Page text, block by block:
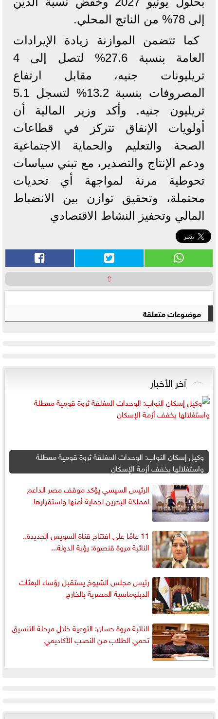
إلى 78% من الناتج المحلي.
كما تتضمن الموازنة زيادة الإيرادات
العامة بنسبة 27.6% لتصل إلى 4
تريليونات جنيه، مقابل ارتفاع
المصروفات بنسبة 13.2% لتسجل 5.1
تريليون جنيه. وأكد وزير المالية أن
أولويات الإنفاق تتركز في قطاعات
الصحة والتعليم والحماية الاجتماعية
ودعم الإنتاج والتصدير، مع تبني سياسات
تحوطية مرنة لمواجهة أي تحديات
محتملة، وتحقيق توازن بين الانضباط
المالي وتحفيز النشاط الاقتصادي
⇧
موضوعات متعلقة
آخر الأخبار
وكيل إسكان النواب: الوحدات المغلقة ثروة قومية معطلة
واستغلالها يخفف أزمة الإسكان
الرئيس السيسي يؤكد موقف مصر الداعم
لمملكة البحرين لحماية أمنها واستقرارها
11 عامًا على افتتاح قناة السويس الجديدة..
النائبة مروة قنصوة: رؤية الدولة...
رئيس مجلس الشيوخ يستقبل رؤساء البعثات
الدبلوماسية المصرية بالخارج
النائبة مروة حسان: التوعية خلال مرحلة التنسيق
تحمي الطلاب من النصب الأكاديمي